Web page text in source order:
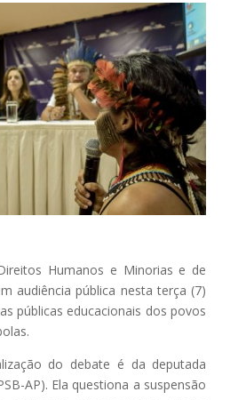
Humanos e Minorias e de
audiência pública nesta terça (7)
públicas educacionais dos povos
do debate é da deputada
AP). Ela questiona a suspensão